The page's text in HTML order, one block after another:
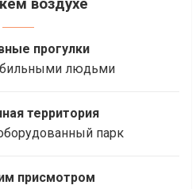
воздухе
прогулки
людьми
территория
парк
присмотром